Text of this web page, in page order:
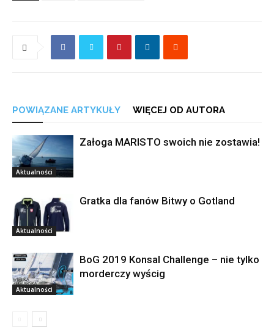
POWIĄZANE ARTYKUŁY WIĘCEJ OD AUTORA
Aktualności
Załoga MARISTO swoich nie zostawia!
Aktualności
Gratka dla fanów Bitwy o Gotland
Aktualności
BoG 2019 Konsal Challenge – nie tylko
morderczy wyścig